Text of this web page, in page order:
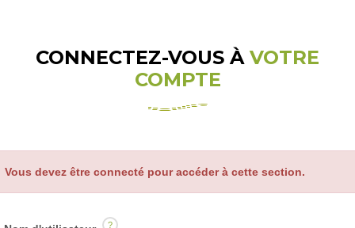
CONNECTEZ-VOUS À VOTRE
COMPTE
Vous devez être connecté pour accéder à cette section.
?